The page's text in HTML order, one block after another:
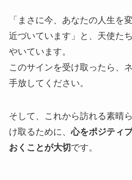
「まさに今、あなたの人生を
近づいています」と、天使た
やいています。
このサインを受け取ったら、
手放してください。
そして、これから訪れる素晴
け取るために、心をポジティ
おくことが大切 です。